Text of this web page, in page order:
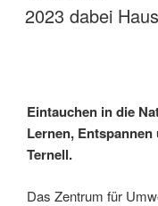
AM
2023 dabei
Eintauchen in die
Lernen,
Ternell.
Das Zentrum für